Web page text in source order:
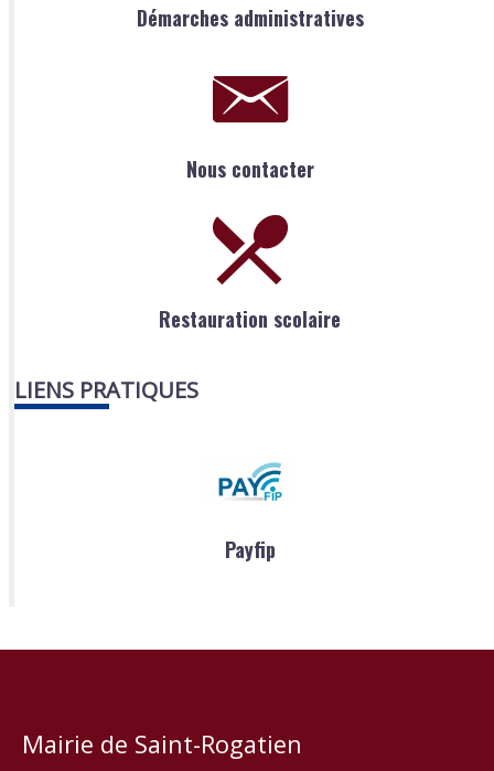
Démarches administratives
Nous contacter
Restauration scolaire
LIENS PRATIQUES
Payfip
Mairie de Saint-Rogatien